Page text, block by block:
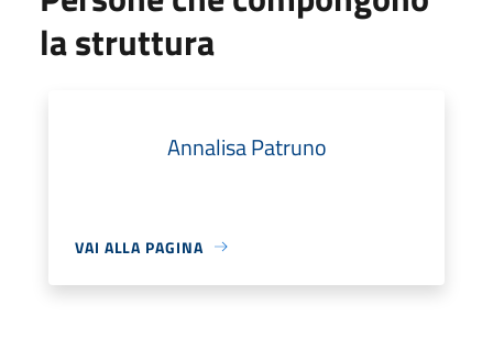
la struttura
Annalisa Patruno
VAI ALLA PAGINA